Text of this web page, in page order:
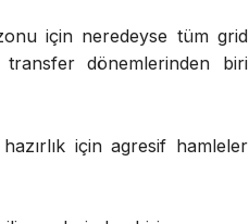
için neredeyse tüm grid
dönemlerinden biri
için agresif hamleler